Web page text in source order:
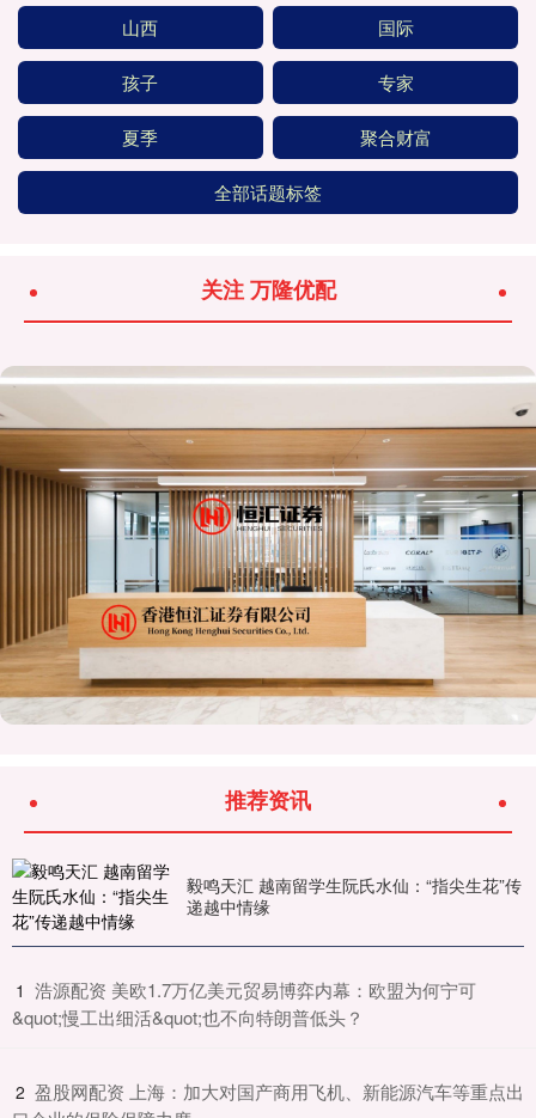
山西 国际
孩子 专家
夏季 聚合财富
全部话题标签
关注 万隆优配
推荐资讯
毅鸣天汇 越南留学生阮氏水仙：“指尖生花”传
递越中情缘
1 ​浩源配资 美欧1.7万亿美元贸易博弈内幕：欧盟为何宁可
&quot;慢工出细活&quot;也不向特朗普低头？
2 ​盈股网配资 上海：加大对国产商用飞机、新能源汽车等重点出